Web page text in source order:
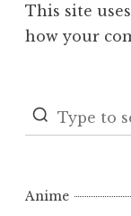
This site
how your
Anime